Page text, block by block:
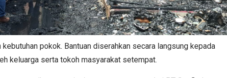
pokok. Bantuan diserahkan secara langsung kepada
keluarga serta tokoh masyarakat setempat.